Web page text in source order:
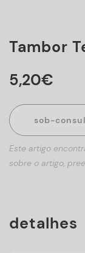
Tambor
5,20€
sob-
Este artigo
sobre o artigo,
detalhes